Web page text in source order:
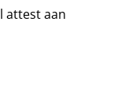
attest aan